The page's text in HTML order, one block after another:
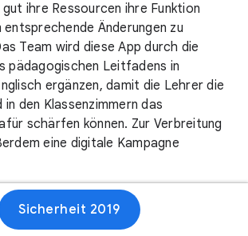
ihre Ressourcen ihre Funktion
entsprechende Änderungen zu
Team wird diese App durch die
pädagogischen Leitfadens in
ergänzen, damit die Lehrer die
in den Klassenzimmern das
schärfen können. Zur Verbreitung
eine digitale Kampagne
Sicherheit 2019